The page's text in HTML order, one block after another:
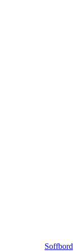
Soffbord